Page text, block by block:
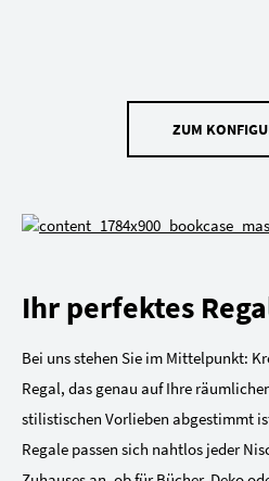
ZUM
Ihr perfektes
Bei uns stehen Sie im Mittelpunkt:
Regal, das genau auf Ihre
stilistischen Vorlieben abgestimmt
Regale passen sich nahtlos jeder